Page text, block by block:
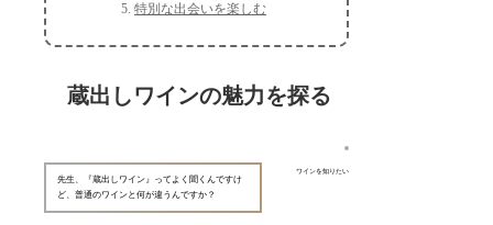
特別な出会いを楽しむ
蔵出しワインの魅力を探る
ワインを知りたい
先生、『蔵出しワイン』ってよく聞くんですけ
ど、普通のワインと何が違うんですか？